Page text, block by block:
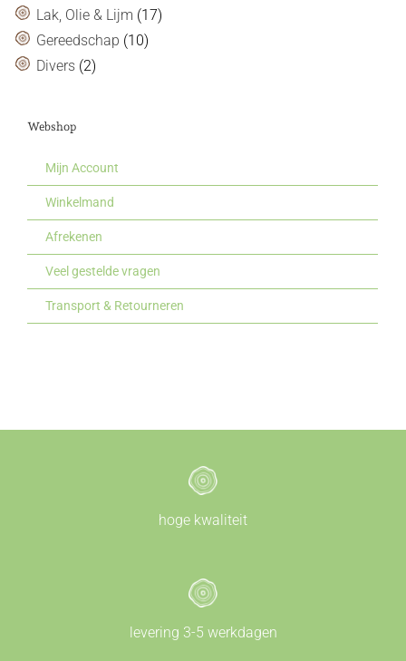
Lak, Olie & Lijm (17)
Gereedschap (10)
Divers (2)
Webshop
Mijn Account
Winkelmand
Afrekenen
Veel gestelde vragen
Transport & Retourneren
hoge kwaliteit
levering 3-5 werkdagen